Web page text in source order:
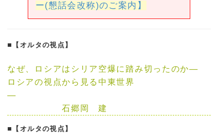
ー(懇話会改称)のご案内】
■ 【オルタの視点】
なぜ、ロシアはシリア空爆に踏み切ったのか—
ロシアの視点から見る中東世界
—
石郷岡 建
■ 【オルタの視点】